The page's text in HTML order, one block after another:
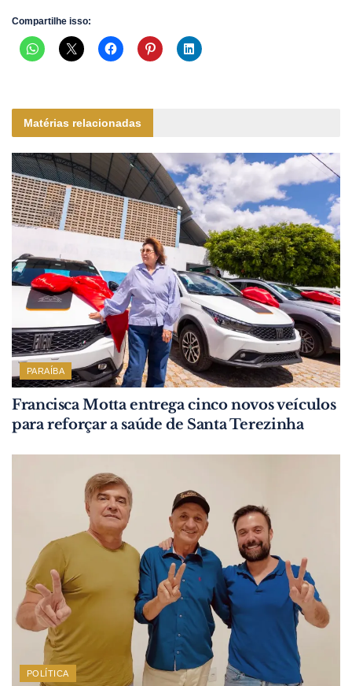
Compartilhe isso:
Matérias relacionadas
PARAÍBA
Francisca Motta entrega cinco novos veículos
para reforçar a saúde de Santa Terezinha
POLÍTICA